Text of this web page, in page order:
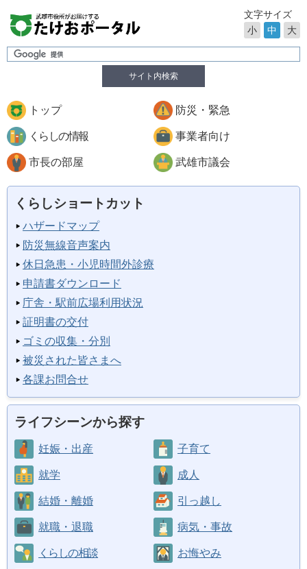
サイト内検索
文字サイズ
小
中 大
トップ 防災・緊急
くらしの情報 事業者向け
市長の部屋 武雄市議会
くらしショートカット
ハザードマップ
防災無線音声案内
休日急患・小児時間外診療
申請書ダウンロード
庁舎・駅前広場利用状況
証明書の交付
ゴミの収集・分別
被災された皆さまへ
各課お問合せ
ライフシーンから探す
妊娠・出産 子育て
就学 成人
結婚・離婚 引っ越し
就職・退職 病気・事故
くらしの相談 お悔やみ